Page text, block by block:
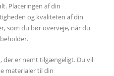
Placeringen af din
og kvaliteten af din
som du bør overveje, når du
der er nemt tilgængeligt. Du vil
materialer til din